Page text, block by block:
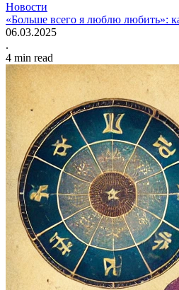
Новости
«Больше всего я люблю любить»:
06.03.2025
.
4 min read